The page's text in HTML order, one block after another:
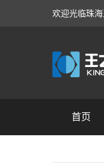
欢迎光临珠
首页